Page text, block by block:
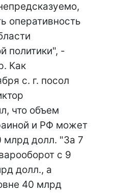
оперативность
политики", -
Как
с. г. посол
что объем
и РФ может
млрд долл. "За 7
с 9
долл., а
40 млрд